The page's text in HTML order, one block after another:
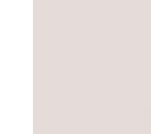
Votre